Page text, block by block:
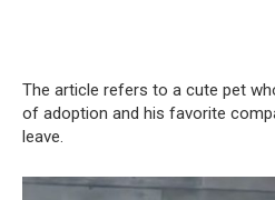
The article refers to a cute pet
of adoption and his favorite
leave.